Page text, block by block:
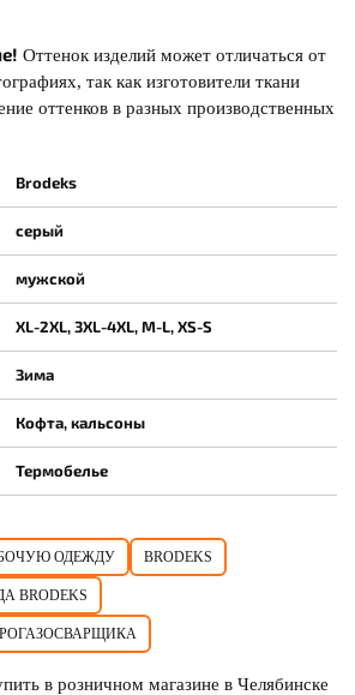
Оттенок изделий может отличаться от
так как изготовители ткани
оттенков в разных производственных
Brodeks
серый
мужской
XL-2XL, 3XL-4XL, M-L, XS-S
Зима
Кофта, кальсоны
Термобелье
ОДЕЖДУ BRODEKS
BRODEKS
в розничном магазине в Челябинске